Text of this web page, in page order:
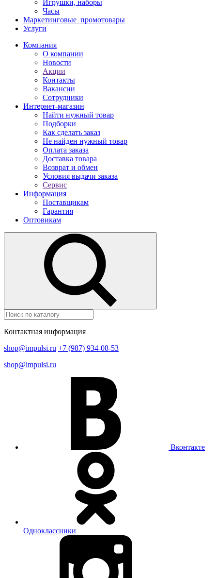
Игрушки, наборы
Часы
Маркетинговые_промотовары
Услуги
Компания
О компании
Новости
Акции
Контакты
Вакансии
Сотрудники
Интернет-магазин
Найти нужный товар
Подборки
Как сделать заказ
Не найден нужный товар
Оплата заказа
Доставка товара
Возврат и обмен
Условия выдачи заказа
Сервис
Информация
Поставщикам
Гарантия
Оптовикам
Контактная информация
shop@impulsi.ru +7 (987) 934-08-53
shop@impulsi.ru
Вконтакте
Одноклассники